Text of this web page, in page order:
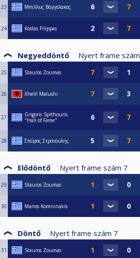
23 Μπιλλυς Βαγγελακος
24 Kostas Filippas
Negyeddöntő Nyert frame szám
25 Stauros Zoumas
26 Xhelil Malushi
27
Grigoris Spithouris
"Hall of Fame"
28 Σπύρος Στρατουλης
Elődöntő Nyert frame szám 7
29 Stauros Zoumas
30 Marios Komninakis
Döntő Nyert frame szám 7
31 Stauros Zoumas